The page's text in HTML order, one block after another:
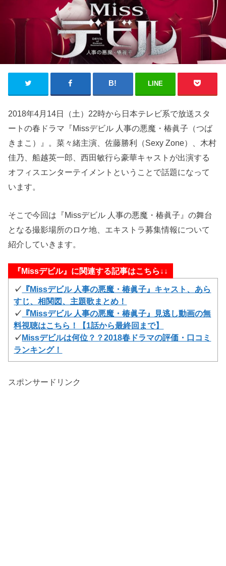
LINE
2018年4月14日（土）22時から日本テレビ系で放送スタ
ートの春ドラマ『Missデビル 人事の悪魔・椿眞子（つば
きまこ）』。菜々緒主演、佐藤勝利（Sexy Zone）、木村
佳乃、船越英一郎、西田敏行ら豪華キャストが出演する
オフィスエンターテイメントということで話題になって
います。
そこで今回は『Missデビル 人事の悪魔・椿眞子』の舞台
となる撮影場所のロケ地、エキストラ募集情報について
紹介していきます。
『Missデビル』に関連する記事はこちら↓↓
✓ 『Missデビル 人事の悪魔・椿眞子』キャスト、あら
すじ、相関図、主題歌まとめ！
✓ 『Missデビル 人事の悪魔・椿眞子』見逃し動画の無
料視聴はこちら！【1話から最終回まで】
✓ Missデビルは何位？？2018春ドラマの評価・口コミ
ランキング！
スポンサードリンク